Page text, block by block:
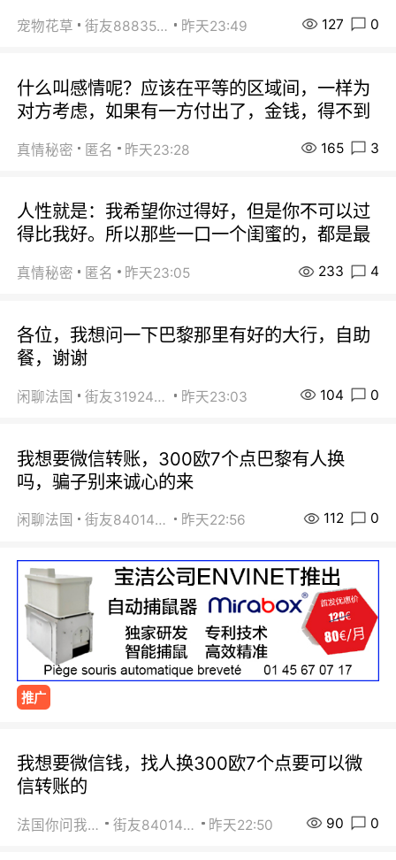
宠物花草 街友88835518 昨天23:49 127 0
什么叫感情呢？应该在平等的区域间，一样为
对方考虑，如果有一方付出了，金钱，得不到
真情秘密 匿名 昨天23:28 165 3
人性就是：我希望你过得好，但是你不可以过
得比我好。所以那些一口一个闺蜜的，都是最
真情秘密 匿名 昨天23:05 233 4
各位，我想问一下巴黎那里有好的大行，自助
餐，谢谢
闲聊法国 街友31924072 昨天23:03 104 0
我想要微信转账，300欧7个点巴黎有人换
吗，骗子别来诚心的来
闲聊法国 街友84014588 昨天22:56 112 0
推广
我想要微信钱，找人换300欧7个点要可以微
信转账的
法国你问我答 街友84014588 昨天22:50 90 0